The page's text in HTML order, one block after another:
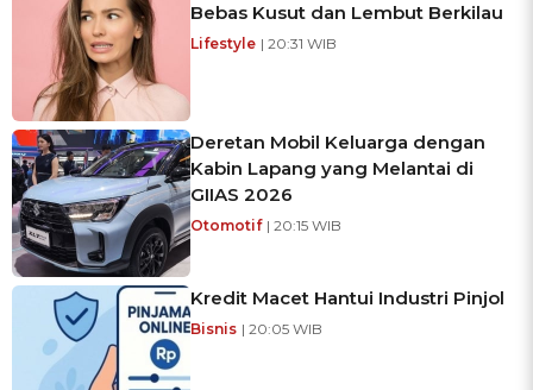
Bebas Kusut dan Lembut Berkilau
Lifestyle | 20:31 WIB
Deretan Mobil Keluarga dengan
Kabin Lapang yang Melantai di
GIIAS 2026
Otomotif | 20:15 WIB
Kredit Macet Hantui Industri Pinjol
Bisnis | 20:05 WIB